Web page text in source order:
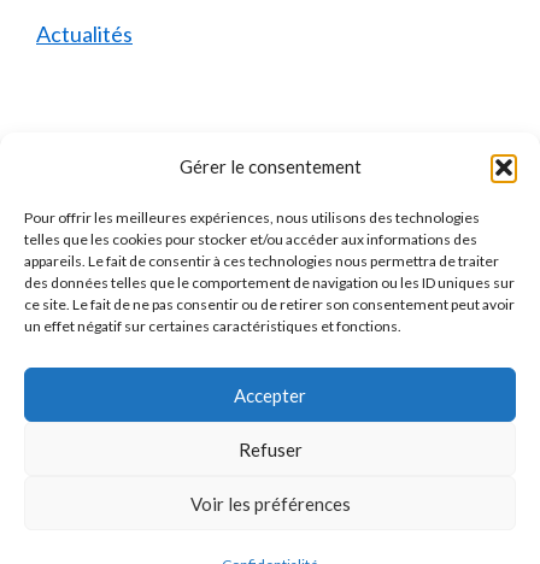
Gérer le consentement
Pour offrir les meilleures expériences, nous utilisons des technologies
telles que les cookies pour stocker et/ou accéder aux informations des
appareils. Le fait de consentir à ces technologies nous permettra de traiter
des données telles que le comportement de navigation ou les ID uniques sur
ce site. Le fait de ne pas consentir ou de retirer son consentement peut avoir
un effet négatif sur certaines caractéristiques et fonctions.
Accepter
Refuser
Voir les préférences
Actualités
Mentions Légales
Qui sommes-nous ?
Mentions Légales
Politique de Confidentialité
Contact
© 2026 Mutuelles.com• Construit avec
utilisateurs ce mois-ci